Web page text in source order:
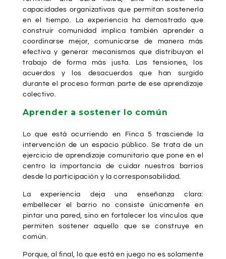
capacidades organizativas que permitan sostenerla
en el tiempo. La experiencia ha demostrado que
construir comunidad implica también aprender a
coordinarse mejor, comunicarse de manera más
efectiva y generar mecanismos que distribuyan el
trabajo de forma más justa. Las tensiones, los
acuerdos y los desacuerdos que han surgido
durante el proceso forman parte de ese aprendizaje
colectivo.
Aprender a sostener lo común
Lo que está ocurriendo en Finca 5 trasciende la
intervención de un espacio público. Se trata de un
ejercicio de aprendizaje comunitario que pone en el
centro la importancia de cuidar nuestros barrios
desde la participación y la corresponsabilidad.
La experiencia deja una enseñanza clara:
embellecer el barrio no consiste únicamente en
pintar una pared, sino en fortalecer los vínculos que
permiten sostener aquello que se construye en
común.
Porque, al final, lo que está en juego no es solamente